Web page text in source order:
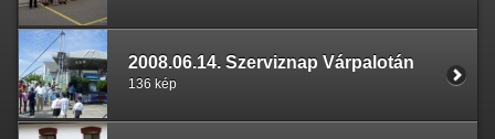
2008.06.14. Szerviznap Várpalotán
136 kép